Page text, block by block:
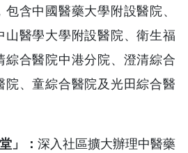
含中國醫藥大學附設醫院、
山醫學大學附設醫院、衛生福
綜合醫院中港分院、澄清綜合
院、童綜合醫院及光田綜合醫
」： 深入社區擴大辦理中醫藥